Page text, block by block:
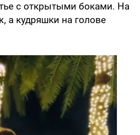
с открытыми боками. На
а кудряшки на голове